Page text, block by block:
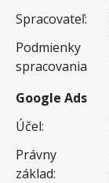
Spracovateľ:
Podmienky
spracovania
Google Ads
Účel:
Právny
základ: